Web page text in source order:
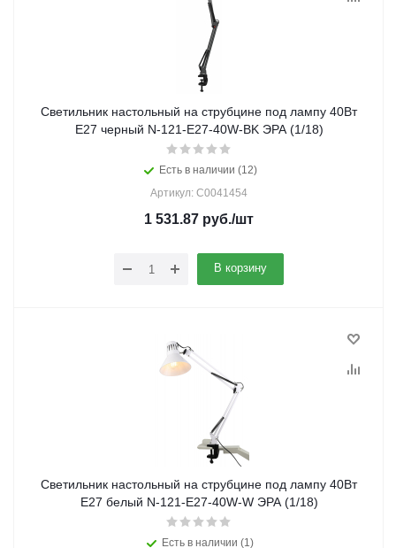
Светильник настольный на струбцине под лампу 40Вт
Е27 черный N-121-E27-40W-BK ЭРА (1/18)
Есть в наличии (12)
Артикул: C0041454
1 531.87 руб./шт
В корзину
Светильник настольный на струбцине под лампу 40Вт
Е27 белый N-121-E27-40W-W ЭРА (1/18)
Есть в наличии (1)